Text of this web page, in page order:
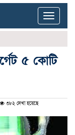
Toggle
৫ কোটি
৩৮২ দেখা হয়েছে